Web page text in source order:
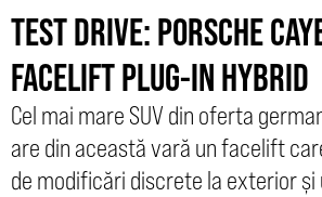
TEST DRIVE: PORSCHE
FACELIFT PLUG-IN HYBRID
Cel mai mare SUV din oferta
are din această vară un facelift
de modificări discrete la exterior